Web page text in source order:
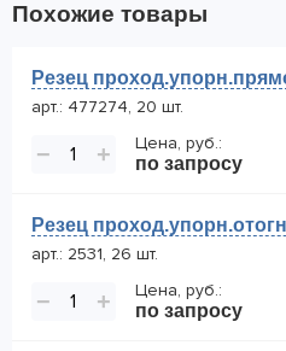
Похожие товары
Резец
арт.: 477274, 20 шт.
− +
Цена, руб.:
по запросу
Резец
арт.: 2531, 26 шт.
− +
Цена, руб.:
по запросу